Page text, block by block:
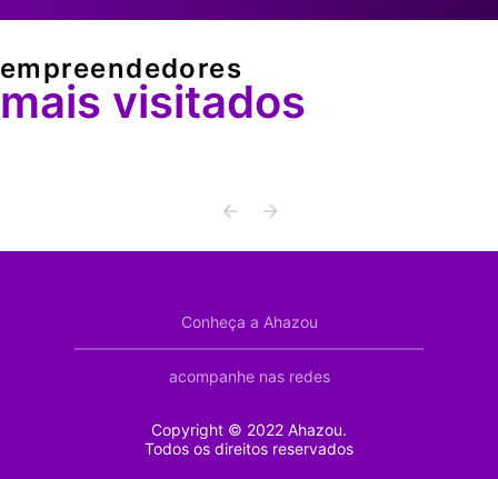
empreendedores
mais visitados
Conheça a Ahazou
acompanhe nas redes
Copyright © 2022 Ahazou.
Todos os direitos reservados